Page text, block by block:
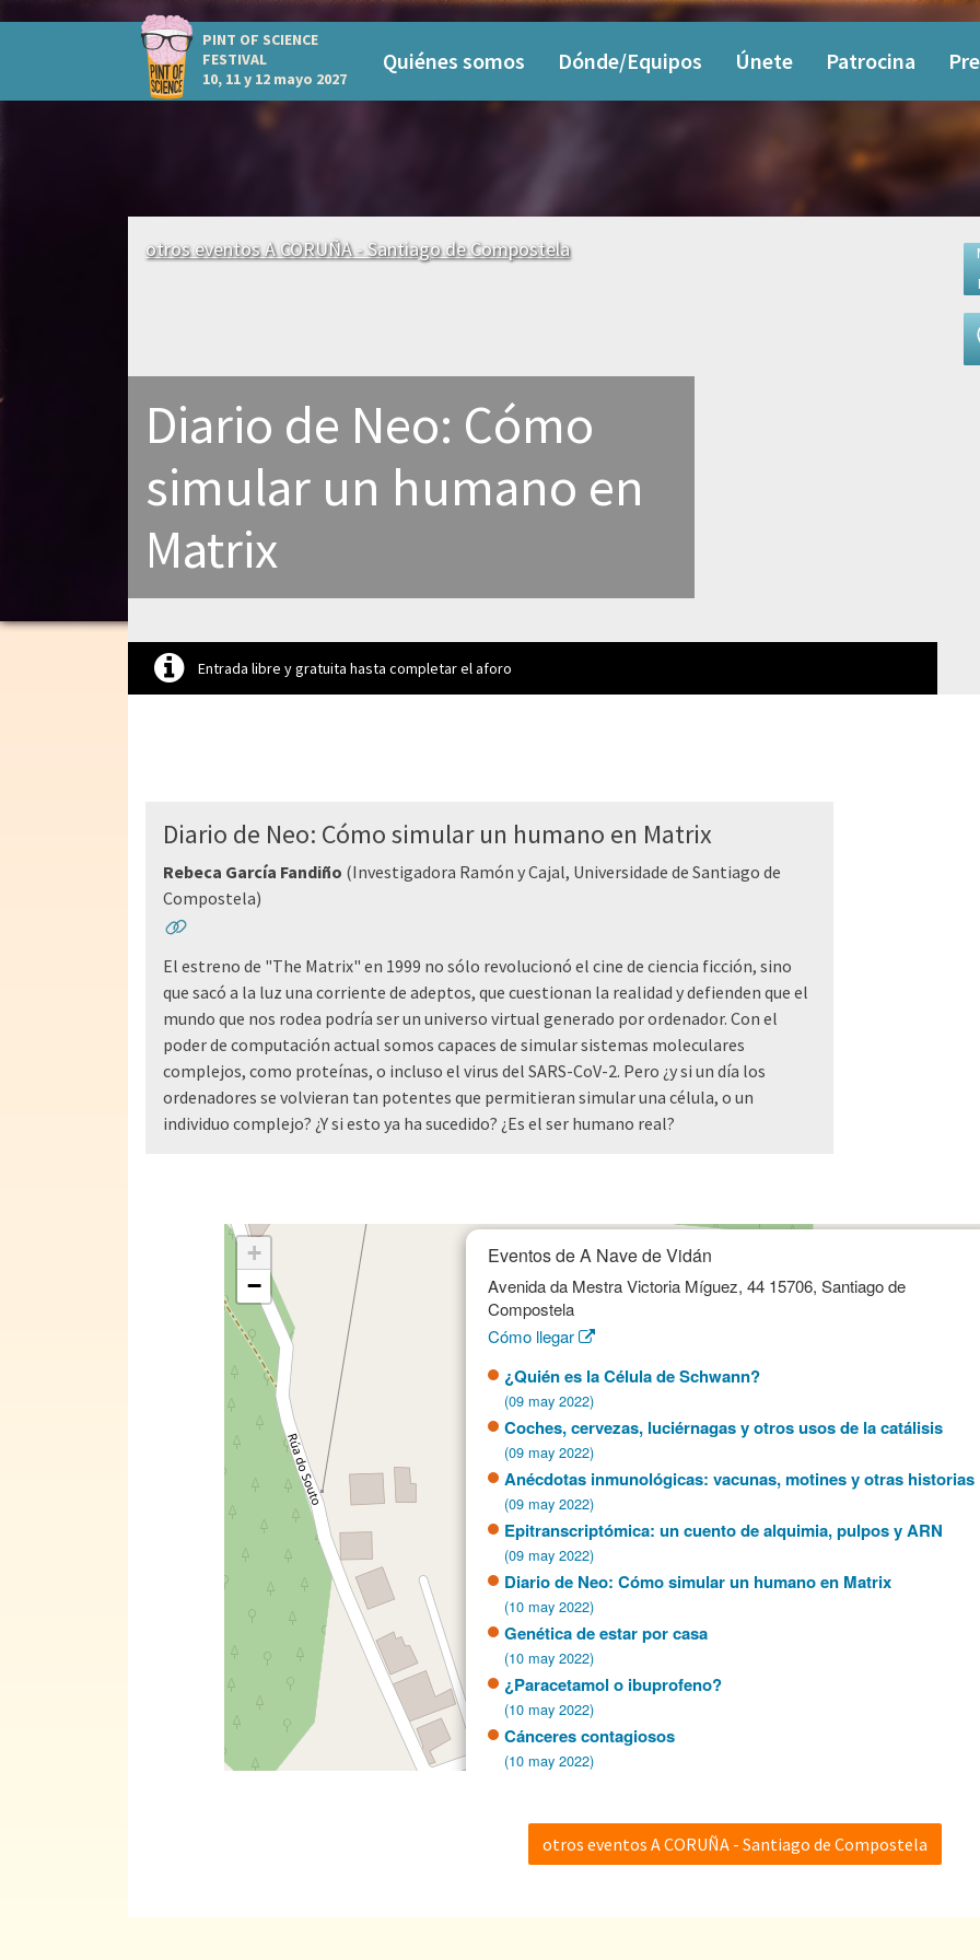
PINT OF SCIENCE
FESTIVAL
10, 11 y 12 mayo 2027
Quiénes somos Dónde/Equipos Únete Patrocina
otros eventos A CORUÑA - Santiago de Compostela
Diario de Neo: Cómo
simular un humano en
Matrix
Entrada libre y gratuita hasta completar el aforo
Diario de Neo: Cómo simular un humano en Matrix
Rebeca García Fandiño (Investigadora Ramón y Cajal, Universidade de Santiago de
Compostela)
El estreno de "The Matrix" en 1999 no sólo revolucionó el cine de ciencia ficción, sino
que sacó a la luz una corriente de adeptos, que cuestionan la realidad y defienden que el
mundo que nos rodea podría ser un universo virtual generado por ordenador. Con el
poder de computación actual somos capaces de simular sistemas moleculares
complejos, como proteínas, o incluso el virus del SARS-CoV-2. Pero ¿y si un día los
ordenadores se volvieran tan potentes que permitieran simular una célula, o un
individuo complejo? ¿Y si esto ya ha sucedido? ¿Es el ser humano real?
Eventos de A Nave de Vidán
Avenida da Mestra Victoria Míguez, 44 15706, Santiago de
Compostela
Cómo llegar
¿Quién es la Célula de Schwann?
(09 may 2022)
Coches, cervezas, luciérnagas y otros usos de la catálisis
(09 may 2022)
Anécdotas inmunológicas: vacunas, motines y otras historias
(09 may 2022)
Epitranscriptómica: un cuento de alquimia, pulpos y ARN
(09 may 2022)
Diario de Neo: Cómo simular un humano en Matrix
(10 may 2022)
Genética de estar por casa
(10 may 2022)
¿Paracetamol o ibuprofeno?
(10 may 2022)
Cánceres contagiosos
(10 may 2022)
Compitiendo con el planeta Tierra: ¿Quién lo hará mejor?
(11 may 2022)
+
−
otros eventos A CORUÑA - Santiago de Compostela